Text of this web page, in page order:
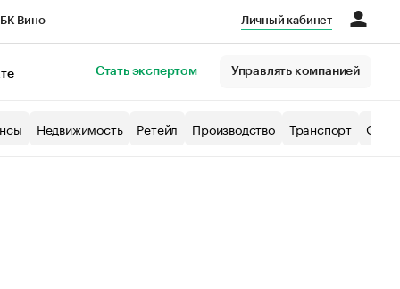
Вино Личный кабинет
Стать экспертом Управлять компанией
Недвижимость Ретейл Производство Транспорт